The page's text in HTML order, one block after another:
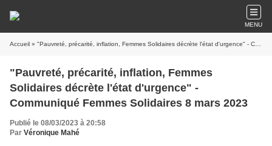
MENU
Accueil » "Pauvreté, précarité, inflation, Femmes Solidaires décrète l'état d'urgence" - Communiqué Femmes Solidaires 8 mars 2023
"Pauvreté, précarité, inflation, Femmes
Solidaires décrète l'état d'urgence" -
Communiqué Femmes Solidaires 8 mars 2023
Publié le 08/03/2023 à 20:58
Par Véronique Mahé